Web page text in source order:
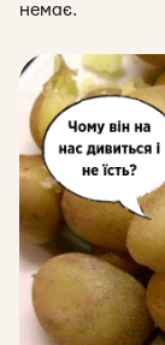
немає.